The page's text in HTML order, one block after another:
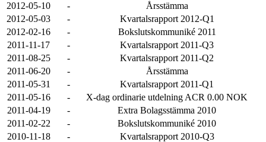
2012-05-10
-
Årsstämma
2012-05-03
-
Kvartalsrapport 2012-Q1
2012-02-16
-
Bokslutskommuniké 2011
2011-11-17
-
Kvartalsrapport 2011-Q3
2011-08-25
-
Kvartalsrapport 2011-Q2
2011-06-20
-
Årsstämma
2011-05-31
-
Kvartalsrapport 2011-Q1
2011-05-16
-
X-dag ordinarie utdelning ACR 0.00 NOK
2011-04-19
-
Extra Bolagsstämma 2010
2011-02-22
-
Bokslutskommuniké 2010
2010-11-18
-
Kvartalsrapport 2010-Q3